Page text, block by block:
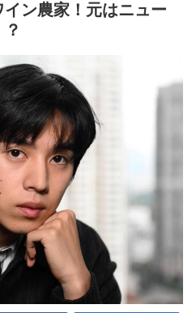
ン農家！元はニュー